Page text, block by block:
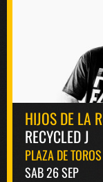
HIJOS DE LA
RECYCLED J
PLAZA DE TOROS
SAB 26 SEP